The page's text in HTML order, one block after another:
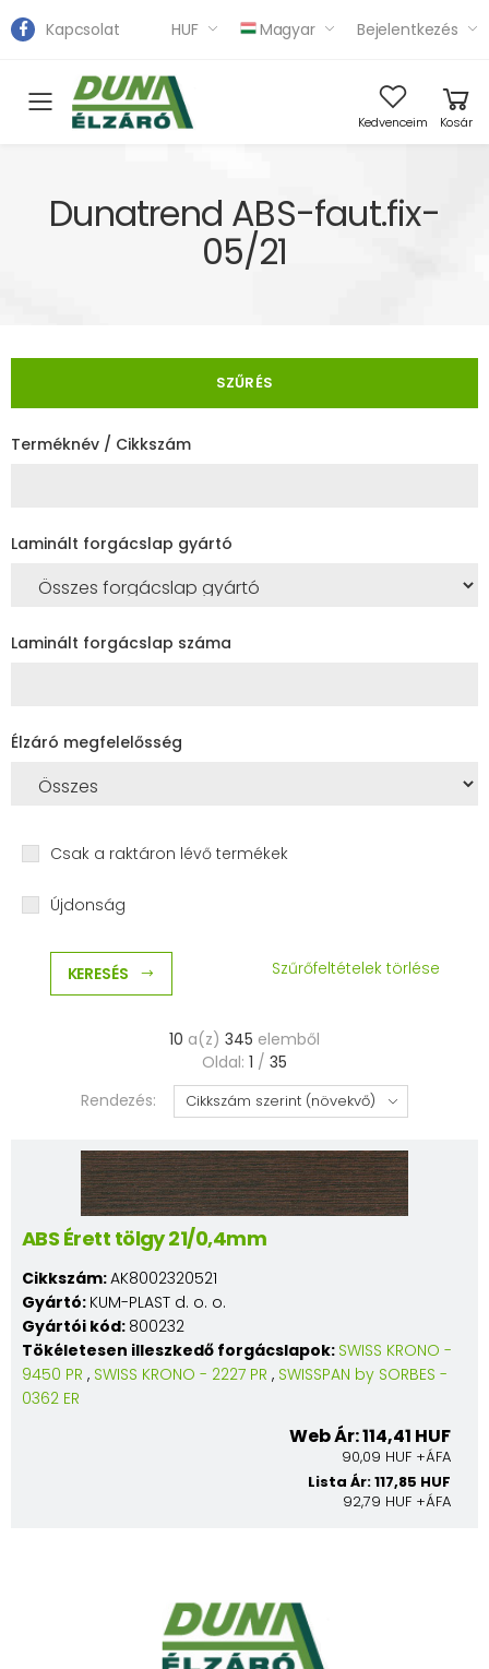
Kapcsolat HUF Magyar Bejelentkezés
Toggle mobile menu Kedvenceim Kosár
Dunatrend ABS-faut.fix-
05/21
SZŰRÉS
Terméknév / Cikkszám
Laminált forgácslap gyártó
Laminált forgácslap száma
Élzáró megfelelősség
Csak a raktáron lévő termékek
Újdonság
KERESÉS Szűrőfeltételek törlése
10 a(z) 345 elemből
Oldal: 1 / 35
Rendezés:
ABS Érett tölgy 21/0,4mm
Cikkszám:AK8002320521
Gyártó: KUM-PLAST d. o. o.
Gyártói kód: 800232
Tökéletesen illeszkedő forgácslapok: SWISS KRONO -
9450 PR , SWISS KRONO - 2227 PR , SWISSPAN by SORBES -
0362 ER
Web Ár: 114,41 HUF
90,09 HUF +ÁFA
Lista Ár: 117,85 HUF
92,79 HUF +ÁFA